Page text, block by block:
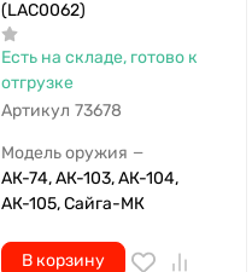
(LAC0062)
Есть на складе, готово к
отгрузке
Артикул 73678
Модель оружия —
АК-74, АК-103, АК-104,
АК-105, Сайга-МК
В корзину